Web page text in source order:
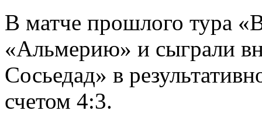
В матче прошлого тура
«Альмерию» и сыграли
Сосьедад» в
счетом 4:3.